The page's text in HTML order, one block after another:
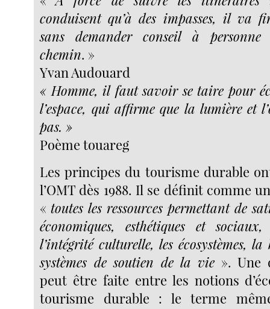
conduisent qu’à des impasses, il va
sans demander conseil à
chemin. »
Yvan Audouard
« Homme, il faut savoir se taire pour
l’espace, qui affirme que la lumière et
pas. »
Poème touareg
Les principes du tourisme durable
l’OMT dès 1988. Il se définit comme
«toutes les ressources permettant de
économiques, esthétiques et
l’intégrité culturelle, les écosystèmes,
systèmes de soutien de la vie ». Une
peut être faite entre les notions
tourisme durable : le terme